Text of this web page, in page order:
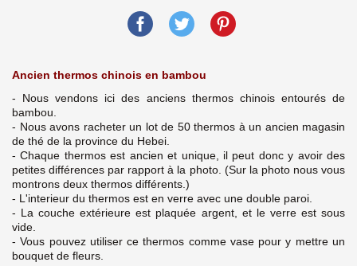
Ancien thermos chinois en bambou
- Nous vendons ici des anciens thermos chinois entourés de
bambou.
- Nous avons racheter un lot de 50 thermos à un ancien magasin
de thé de la province du Hebei.
- Chaque thermos est ancien et unique, il peut donc y avoir des
petites différences par rapport à la photo. (Sur la photo nous vous
montrons deux thermos différents.)
- L'interieur du thermos est en verre avec une double paroi.
- La couche extérieure est plaquée argent, et le verre est sous
vide.
- Vous pouvez utiliser ce thermos comme vase pour y mettre un
bouquet de fleurs.